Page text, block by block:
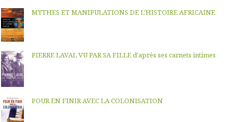
MYTHES ET MANIPULATIONS DE L'HISTOIRE AFRICAINE
PIERRE LAVAL VU PAR SA FILLE d'après ses carnets intimes
POUR EN FINIR AVEC LA COLONISATION